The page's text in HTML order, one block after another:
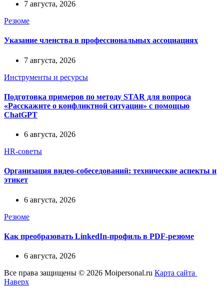
7 августа, 2026
Резюме
Указание членства в профессиональных ассоциациях
7 августа, 2026
Инструменты и ресурсы
Подготовка примеров по методу STAR для вопроса
«Расскажите о конфликтной ситуации» с помощью
ChatGPT
6 августа, 2026
HR-советы
Организация видео-собеседований: технические аспекты и
этикет
6 августа, 2026
Резюме
Как преобразовать LinkedIn-профиль в PDF-резюме
6 августа, 2026
Все права защищены © 2026 Moipersonal.ru Карта сайта
Наверх